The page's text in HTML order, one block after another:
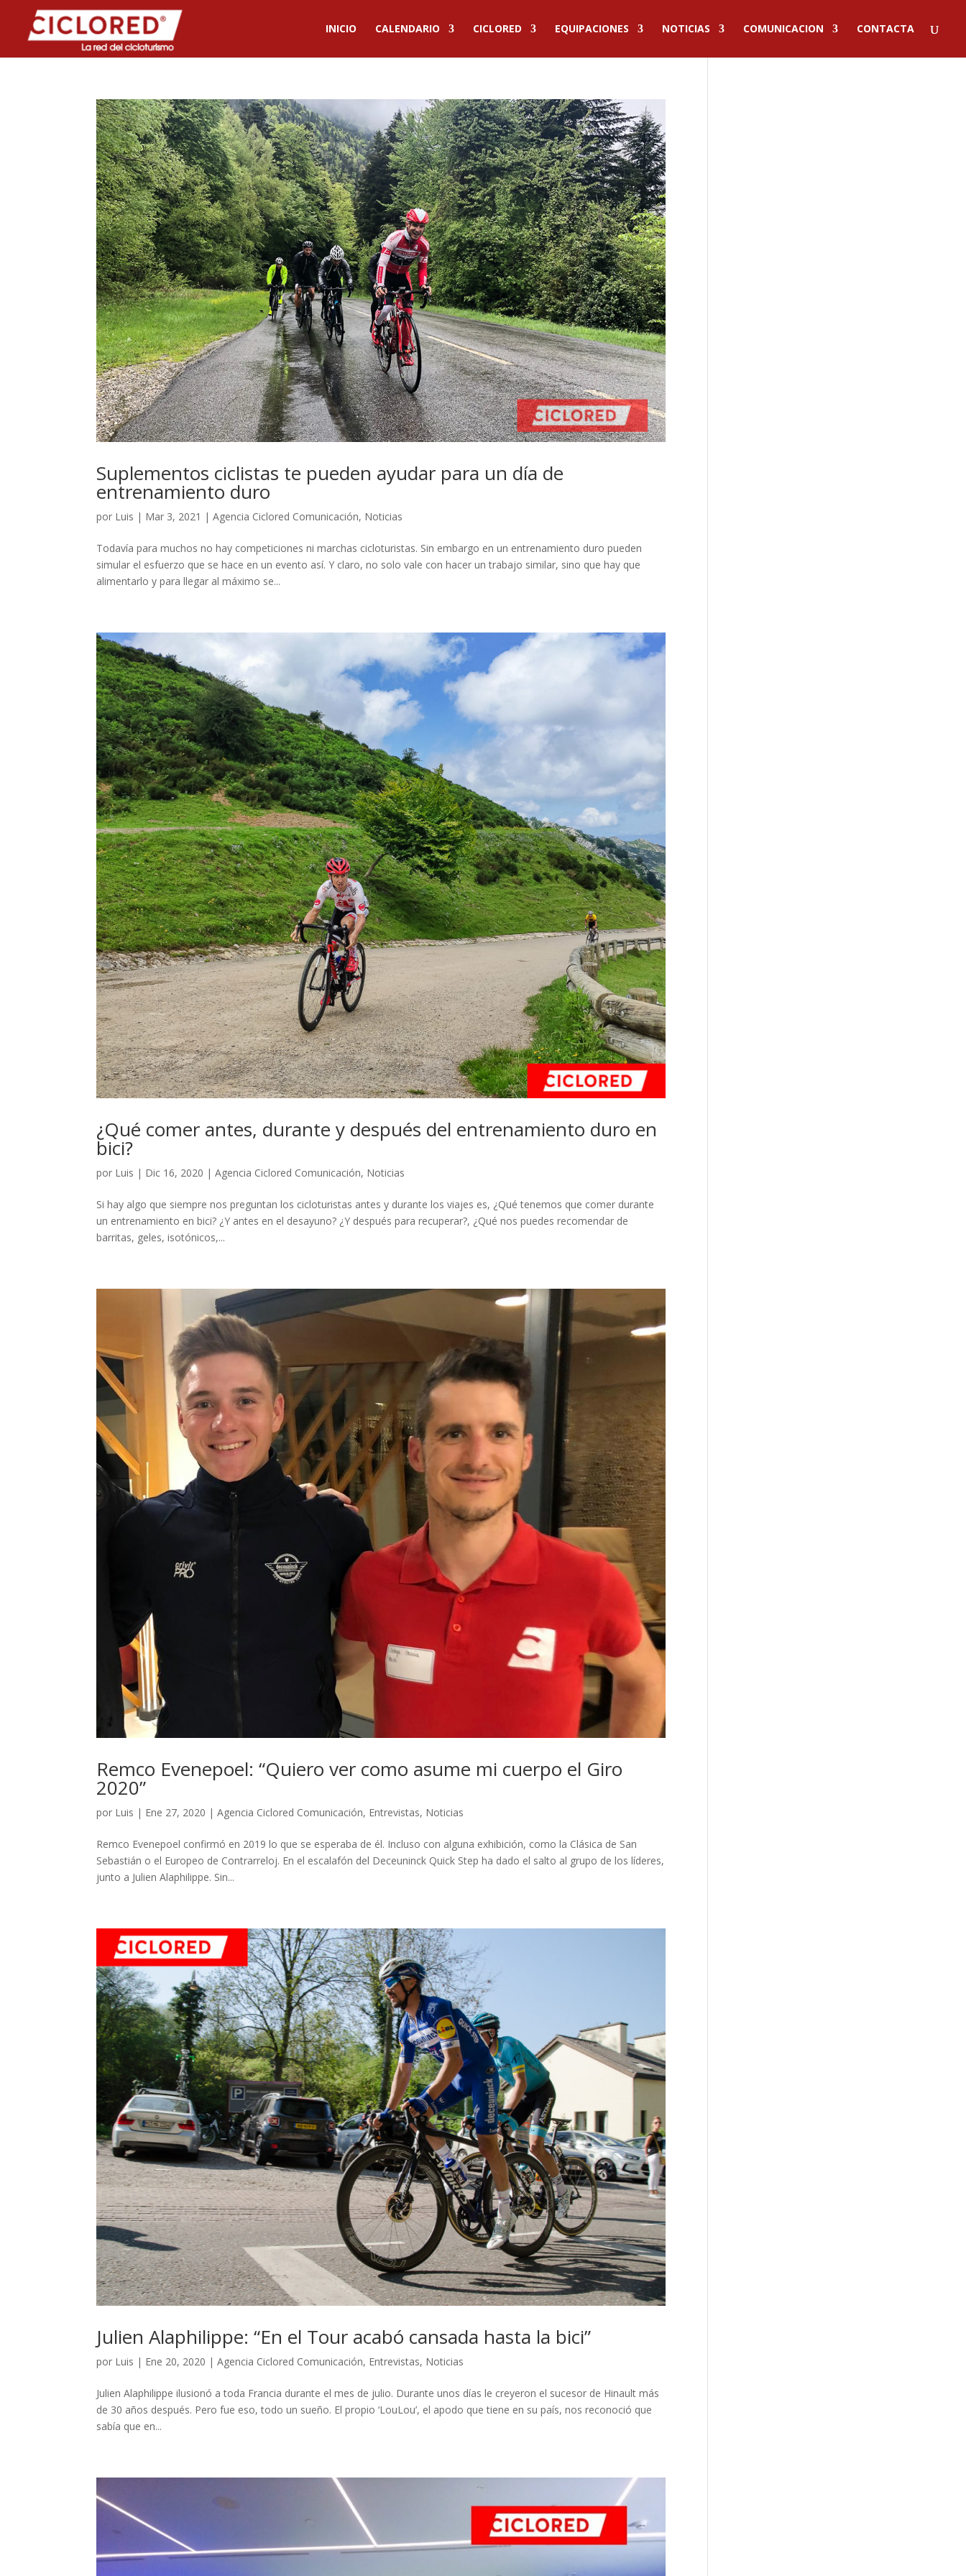
INICIO CALENDARIO CICLORED EQUIPACIONES NOTICIAS COMUNICACION CONTACTA
Suplementos ciclistas te pueden ayudar para un día de
entrenamiento duro
por Luis | Mar 3, 2021 |Agencia Ciclored Comunicación, Noticias
Todavía para muchos no hay competiciones ni marchas cicloturistas. Sin embargo en un entrenamiento duro pueden
simular el esfuerzo que se hace en un evento así. Y claro, no solo vale con hacer un trabajo similar, sino que hay que
alimentarlo y para llegar al máximo se...
¿Qué comer antes, durante y después del entrenamiento duro en
bici?
por Luis | Dic 16, 2020 |Agencia Ciclored Comunicación, Noticias
Si hay algo que siempre nos preguntan los cicloturistas antes y durante los viajes es, ¿Qué tenemos que comer durante
un entrenamiento en bici? ¿Y antes en el desayuno? ¿Y después para recuperar?, ¿Qué nos puedes recomendar de
barritas, geles, isotónicos,...
Remco Evenepoel: “Quiero ver como asume mi cuerpo el Giro
2020”
por Luis | Ene 27, 2020 |Agencia Ciclored Comunicación, Entrevistas, Noticias
Remco Evenepoel confirmó en 2019 lo que se esperaba de él. Incluso con alguna exhibición, como la Clásica de San
Sebastián o el Europeo de Contrarreloj. En el escalafón del Deceuninck Quick Step ha dado el salto al grupo de los líderes,
junto a Julien Alaphilippe. Sin...
Julien Alaphilippe: “En el Tour acabó cansada hasta la bici”
por Luis | Ene 20, 2020 |Agencia Ciclored Comunicación, Entrevistas, Noticias
Julien Alaphilippe ilusionó a toda Francia durante el mes de julio. Durante unos días le creyeron el sucesor de Hinault más
de 30 años después. Pero fue eso, todo un sueño. El propio ‘LouLou’, el apodo que tiene en su país, nos reconoció que
sabía que en...